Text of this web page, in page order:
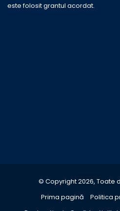
este folosit grantul acordat.
© Copyright 2026, Toate
Prima pagină
Politica